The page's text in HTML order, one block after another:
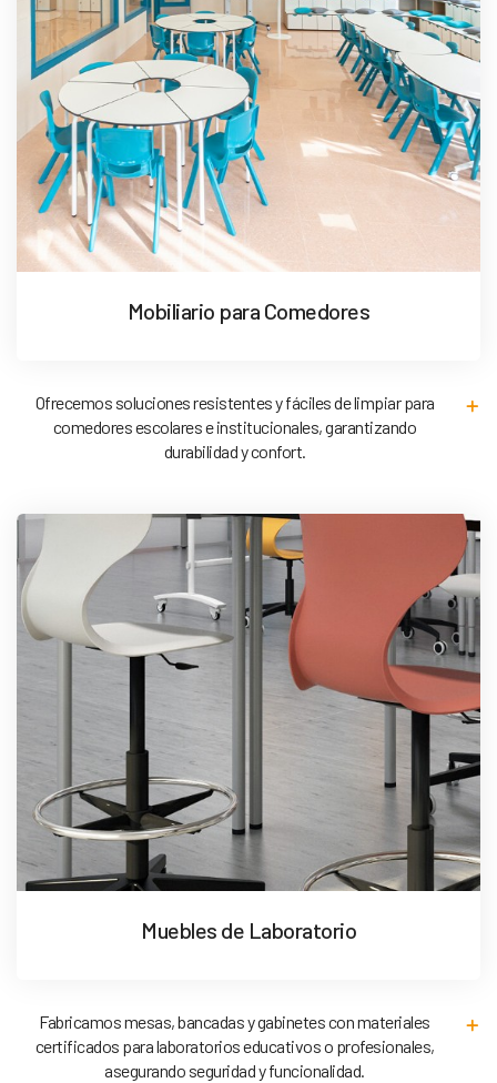
Mobiliario para Comedores
Ofrecemos soluciones resistentes y fáciles de limpiar para
comedores escolares e institucionales, garantizando
durabilidad y confort.
Muebles de Laboratorio
Fabricamos mesas, bancadas y gabinetes con materiales
certificados para laboratorios educativos o profesionales,
asegurando seguridad y funcionalidad.